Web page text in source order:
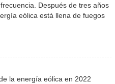
Después de tres años
eólica está llena de fuegos
la energía eólica en 2022